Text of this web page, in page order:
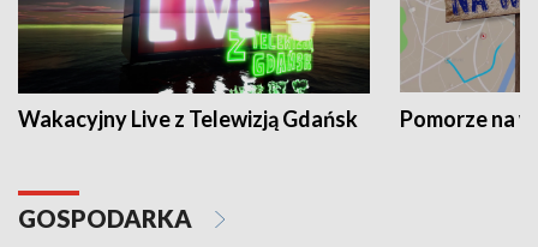
Wakacyjny Live z Telewizją Gdańsk Pomorze na
GOSPODARKA